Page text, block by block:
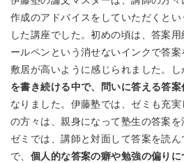
作成のアドバイスをしていただくと
した講座でした。初めの頃は、答案
ールペンという消せないインクで答案
敷居が高いように感じられました。し
を書き続ける中で、問いに答える答
なりました。伊藤塾では、ゼミも充
の方々は、親身になって塾生の答案を
ゼミでは、講師と対面して答案を読
で、 個人的な答案の癖や勉強の偏り